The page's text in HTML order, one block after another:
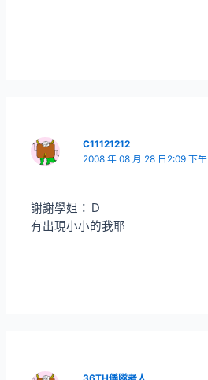
C11121212
2008 年 08 月 28 日2:09 下午
謝謝學姐：Ｄ
有出現小小的我耶